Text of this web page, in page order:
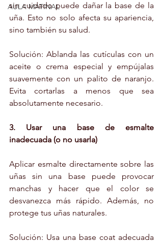
AULA MATINAL
sin cuidado puede dañar la base de la
uña. Esto no solo afecta su apariencia,
sino también su salud.
Solución: Ablanda las cutículas con un
aceite o crema especial y empújalas
suavemente con un palito de naranjo.
Evita cortarlas a menos que sea
absolutamente necesario.
3. Usar una base de esmalte
inadecuada (o no usarla)
Aplicar esmalte directamente sobre las
uñas sin una base puede provocar
manchas y hacer que el color se
desvanezca más rápido. Además, no
protege tus uñas naturales.
Solución: Usa una base coat adecuada